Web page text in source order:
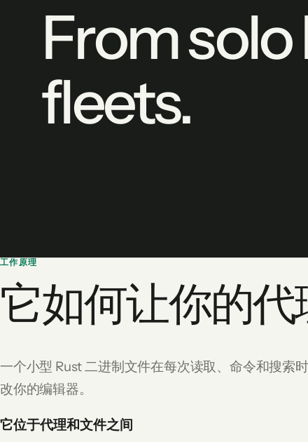
From
fleets.
工作原理
它如何让你的代
一个小型 Rust 二进制文件在每次读取、命令和搜索
改你的编辑器。
它位于代理和文件之间